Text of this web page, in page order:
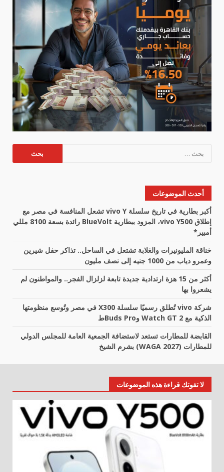
البحث
عن:
أحدث الموضوعات
أكبر بطارية في تاريخ سلسلة vivo Y تشعل المنافسة في مصر مع
إطلاق vivo Y500، المزود ببطارية BlueVolt رائدة بسعة 8100 مللي
أمبير*
خناقة المليونيرات والغلابة تشتعل في الساحل.. تذاكر حفل شيرين
وعمرو دياب من 1000 جنيه إلى نصف مليون
أكثر من 15 هزة ارتدادية جديدة تابعة لزلزال الفجر.. والمواطنون لم
يشعروا بها
شركة vivo تُطلق رسميًا سلسلة X300 في مصر وتُوسع منظومتها
الذكية مع Watch GT 2 وBuds Proط
القابضة للمطارات تستعد لاستضافة الجمعية العامة للمجلس الدولي
للمطارات (WAGA 2027) بشرم الشيخ
لا تفوتك قراءة هذه الموضوعات